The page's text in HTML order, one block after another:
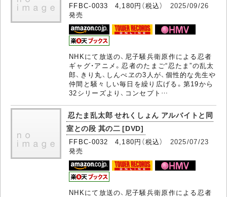
FFBC-0033 4,180円（税込） 2025/09/26
発売
NHKにて放送の、尼子騒兵衛原作による忍者
ギャグ・アニメ。忍者のたまご“忍たま”の乱太
郎、きり丸、しんべヱの3人が、個性的な先生や
仲間と騒々しい毎日を繰り広げる。第19から
32シリーズより、コンセプト…
忍たま乱太郎 せれくしょん アルバイトと同
室との段 其の二 [DVD]
FFBC-0032 4,180円（税込） 2025/07/23
発売
NHKにて放送の、尼子騒兵衛原作による忍者